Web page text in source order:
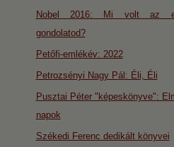
Nobel 2016: Mi volt az
gondolatod?
Petőfi-emlékév: 2022
Petrozsényi Nagy Pál: Éli, Éli
Pusztai Péter "képeskönyve":
napok
Székedi Ferenc dedikált könyvei